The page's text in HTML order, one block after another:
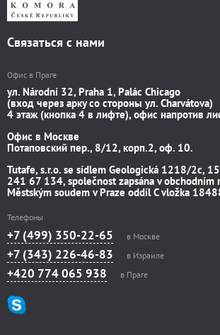
Связаться с нами
Офис в Праге
ул. Národní 32, Praha 1, Palác Chicago
(вход через арку со стороны ул. Charvátova)
4 этаж (кнопка 4 в лифте), офис напротив
Офис в Москве
Потаповский пер., 8/12, корп.2, оф. 10.
Tutafe, s.r.o. se sídlem Geologická 1218/2c,
241 67 134, společnost zapsána v obchodním
Městským soudem v Praze oddíl C vložka
Телефоны
+7 (499) 350-22-65 в Москве
+7 (343) 226-46-83 в Израиле
+420 774 065 938 в Праге